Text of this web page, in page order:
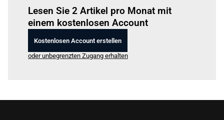
Lesen Sie 2 Artikel pro Monat mit
einem kostenlosen Account
Kostenlosen Account erstellen
oder unbegrenzten Zugang erhalten